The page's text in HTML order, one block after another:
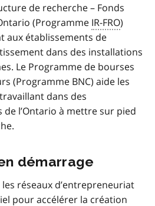
de recherche – Fonds
(Programme IR-FRO)
aux établissements de
dans des installations
Le Programme de bourses
(Programme BNC) aide les
dans des
l’Ontario à mettre sur pied
démarrage
réseaux d’entrepreneuriat
pour accélérer la création